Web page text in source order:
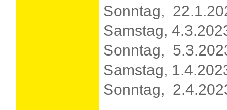
Sonntag,
Samstag,
Sonntag,
Samstag,
Sonntag,